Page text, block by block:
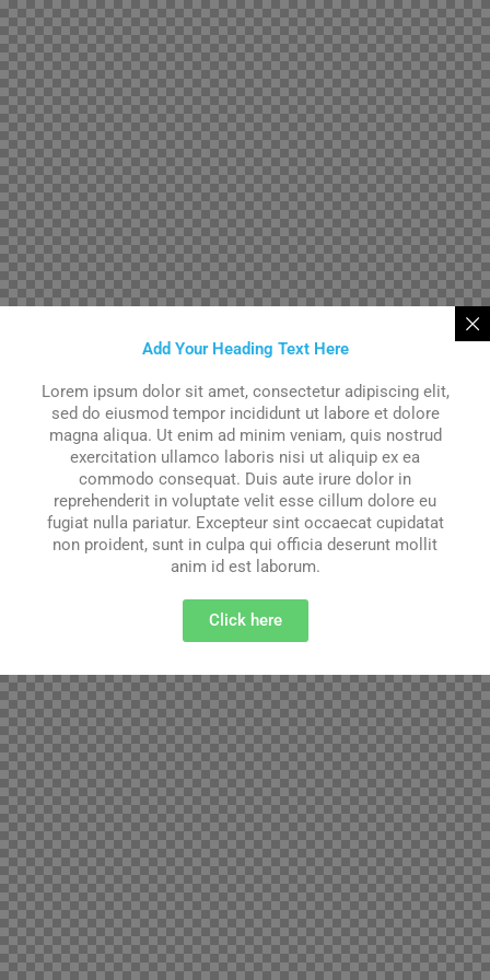
Add Your Heading Text Here
Lorem ipsum dolor sit amet, consectetur adipiscing elit,
sed do eiusmod tempor incididunt ut labore et dolore
magna aliqua. Ut enim ad minim veniam, quis nostrud
exercitation ullamco laboris nisi ut aliquip ex ea
commodo consequat. Duis aute irure dolor in
reprehenderit in voluptate velit esse cillum dolore eu
fugiat nulla pariatur. Excepteur sint occaecat cupidatat
non proident, sunt in culpa qui officia deserunt mollit
anim id est laborum.
Click here